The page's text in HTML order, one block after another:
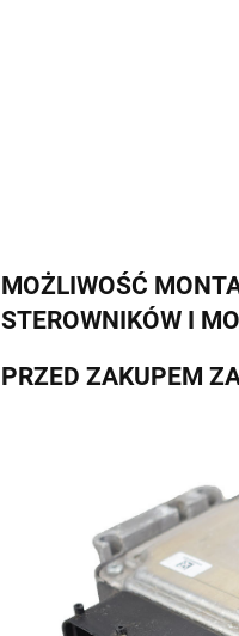
MOŻLIWOŚĆ
STEROWNIKÓW I
PRZED ZAKUPEM